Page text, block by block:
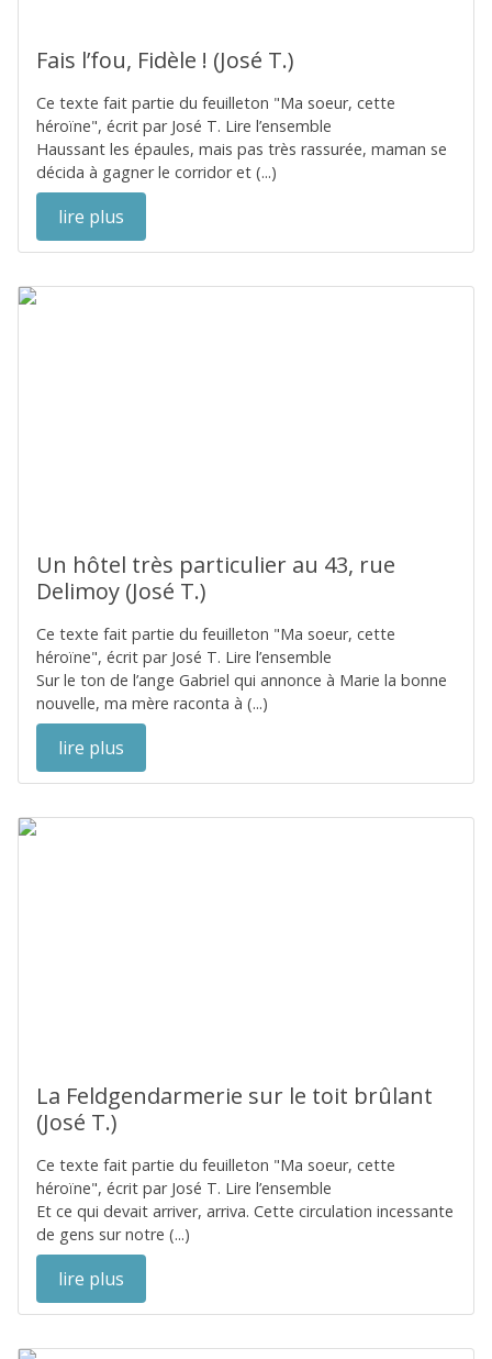
Fais l’fou, Fidèle ! (José T.)
Ce texte fait partie du feuilleton "Ma soeur, cette
héroïne", écrit par José T. Lire l’ensemble
Haussant les épaules, mais pas très rassurée, maman se
décida à gagner le corridor et (...)
lire plus
Un hôtel très particulier au 43, rue
Delimoy (José T.)
Ce texte fait partie du feuilleton "Ma soeur, cette
héroïne", écrit par José T. Lire l’ensemble
Sur le ton de l’ange Gabriel qui annonce à Marie la bonne
nouvelle, ma mère raconta à (...)
lire plus
La Feldgendarmerie sur le toit brûlant
(José T.)
Ce texte fait partie du feuilleton "Ma soeur, cette
héroïne", écrit par José T. Lire l’ensemble
Et ce qui devait arriver, arriva. Cette circulation incessante
de gens sur notre (...)
lire plus